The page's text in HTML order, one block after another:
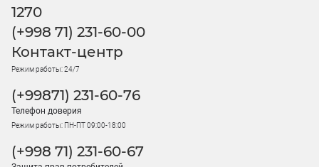
1270
(+998 71) 231-60-00
Контакт-центр
Режим работы: 24/7
(+99871) 231-60-76
Телефон доверия
Режим работы: ПН-ПТ 09:00-18:00
(+998 71) 231-60-67